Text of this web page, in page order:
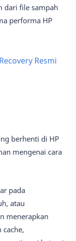
dari file sampah
performa HP
Resmi
berhenti di HP
mengenai cara
pada
atau
menerapkan